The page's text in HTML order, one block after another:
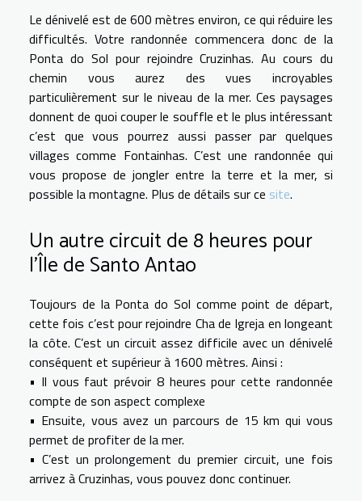
Le dénivelé est de 600 mètres environ, ce qui réduire les
difficultés. Votre randonnée commencera donc de la
Ponta do Sol pour rejoindre Cruzinhas. Au cours du
chemin vous aurez des vues incroyables
particulièrement sur le niveau de la mer. Ces paysages
donnent de quoi couper le souffle et le plus intéressant
c’est que vous pourrez aussi passer par quelques
villages comme Fontainhas. C’est une randonnée qui
vous propose de jongler entre la terre et la mer, si
possible la montagne. Plus de détails sur ce site.
Un autre circuit de 8 heures pour
l’Île de Santo Antao
Toujours de la Ponta do Sol comme point de départ,
cette fois c’est pour rejoindre Cha de Igreja en longeant
la côte. C’est un circuit assez difficile avec un dénivelé
conséquent et supérieur à 1600 mètres. Ainsi :
• Il vous faut prévoir 8 heures pour cette randonnée
compte de son aspect complexe
• Ensuite, vous avez un parcours de 15 km qui vous
permet de profiter de la mer.
• C’est un prolongement du premier circuit, une fois
arrivez à Cruzinhas, vous pouvez donc continuer.